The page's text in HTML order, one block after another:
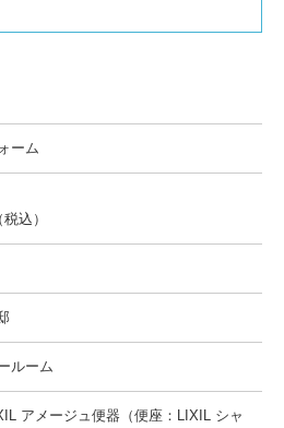
ーム
込）
ルーム
アメージュ便器（便座：LIXIL シャ